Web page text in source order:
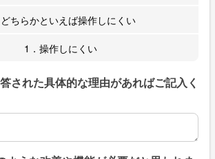
ちらかといえば操作しにくい
1．操作しにくい
された具体的な理由があればご記入く
された具体的な理由があればご記入くだ